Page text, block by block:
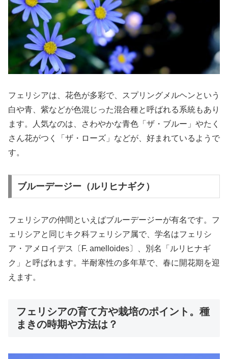
フェリシアは、花色が多彩で、スプリングメルヘンという
白や青、紫などが色混じった混合種と呼ばれる系統もあり
ます。人気なのは、さわやかな青色「ザ・ブルー」やたく
さん花がつく「ザ・ローズ」などが、好まれているようで
す。
ブルーデージー（ルリヒナギク）
フェリシアの仲間といえばブルーデージーが有名です。フ
ェリシアと同じキク科フェリシア属で、学名はフェリシ
ア・アメロイデス〔F. amelloides〕、別名「ルリヒナギ
ク」と呼ばれます。半耐寒性の多年草で、春に開花期を迎
えます。
フェリシアの育て方や栽培のポイント。種
まきの時期や方法は？